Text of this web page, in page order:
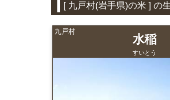
[ 九戸村(岩手県)の米 ] の
九戸村
水稲
すいとう